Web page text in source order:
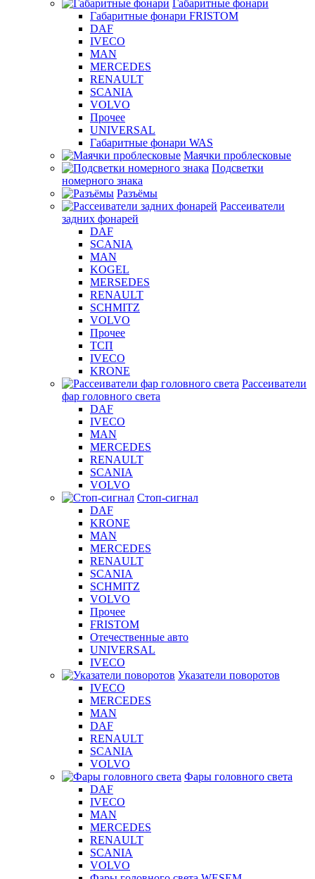
Габаритные фонари
Габаритные фонари FRISTOM
DAF
IVECO
MAN
MERCEDES
RENAULT
SCANIA
VOLVO
Прочее
UNIVERSAL
Габаритные фонари WAS
Маячки проблесковые
Подсветки
номерного знака
Разъёмы
Рассеиватели
задних фонарей
DAF
SCANIA
MAN
KOGEL
MERSEDES
RENAULT
SCHMITZ
VOLVO
Прочее
ТСП
IVECO
KRONE
Рассеиватели
фар головного света
DAF
IVECO
MAN
MERCEDES
RENAULT
SCANIA
VOLVO
Стоп-сигнал
DAF
KRONE
MAN
MERCEDES
RENAULT
SCANIA
SCHMITZ
VOLVO
Прочее
FRISTOM
Отечественные авто
UNIVERSAL
IVECO
Указатели поворотов
IVECO
MERCEDES
MAN
DAF
RENAULT
SCANIA
VOLVO
Фары головного света
DAF
IVECO
MAN
MERCEDES
RENAULT
SCANIA
VOLVO